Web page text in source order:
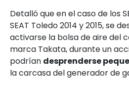
Detalló que en el caso de los
SEAT Toledo 2014 y 2015, se
activarse la bolsa de aire del
marca Takata, durante un
podrían desprenderse
la carcasa del generador de